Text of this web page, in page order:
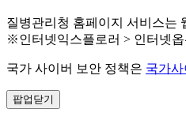
질병관리청 홈페이지 서비스는
※인터넷익스플로러 > 인터넷
국가 사이버 보안 정책은 국가사
팝업닫기